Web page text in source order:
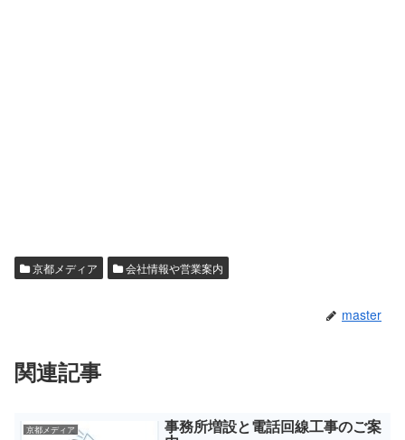
京都メディア 会社情報や営業案内
master
関連記事
京都メディア 事務所増設と電話回線工事のご案